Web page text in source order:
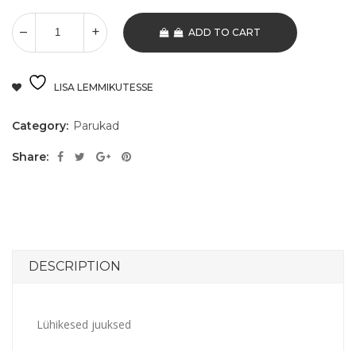
ADD TO CART
LISA LEMMIKUTESSE
Category: Parukad
Share:
DESCRIPTION
Lühikesed juuksed